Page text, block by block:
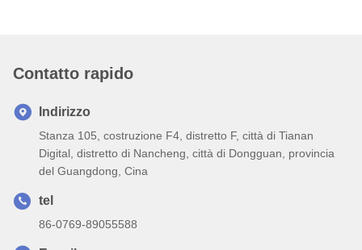
Contatto rapido
Indirizzo
Stanza 105, costruzione F4, distretto F, città di Tianan
Digital, distretto di Nancheng, città di Dongguan, provincia
del Guangdong, Cina
tel
86-0769-89055588